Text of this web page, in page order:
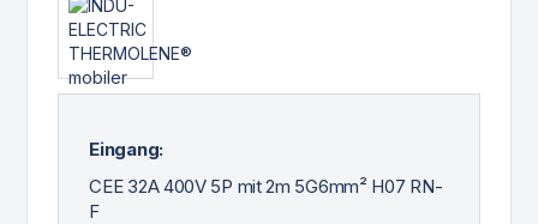
Eingang:
CEE 32A 400V 5P mit 2m 5G6mm² H07 RN-
F